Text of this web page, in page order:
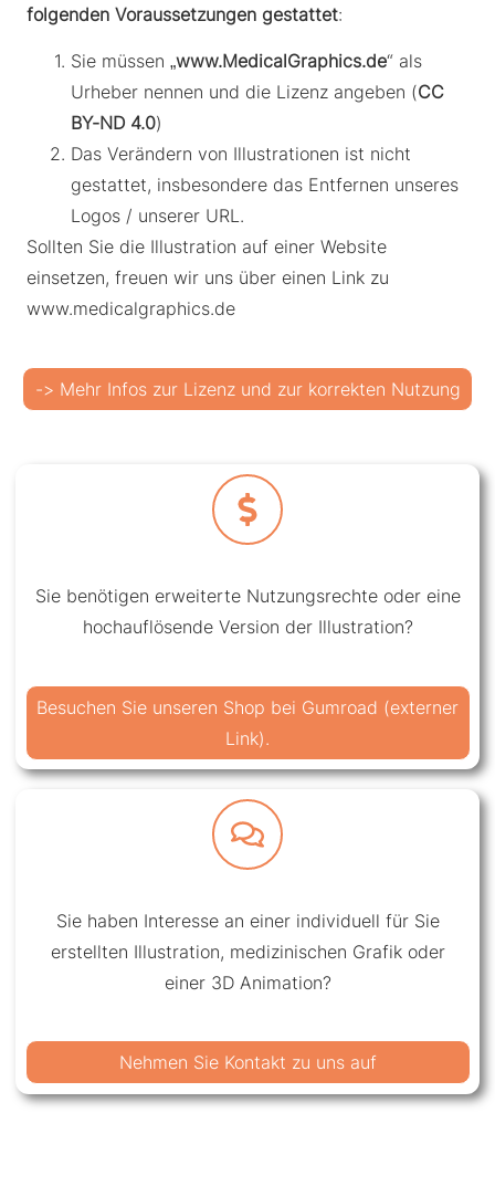
folgenden Voraussetzungen gestattet:
Sie müssen „www.MedicalGraphics.de“ als
Urheber nennen und die Lizenz angeben (CC
BY-ND 4.0)
Das Verändern von Illustrationen ist nicht
gestattet, insbesondere das Entfernen unseres
Logos / unserer URL.
Sollten Sie die Illustration auf einer Website
einsetzen, freuen wir uns über einen Link zu
www.medicalgraphics.de
-> Mehr Infos zur Lizenz und zur korrekten Nutzung
Sie benötigen erweiterte Nutzungsrechte oder eine
hochauflösende Version der Illustration?
Besuchen Sie unseren Shop bei Gumroad (externer
Link).
Sie haben Interesse an einer individuell für Sie
erstellten Illustration, medizinischen Grafik oder
einer 3D Animation?
Nehmen Sie Kontakt zu uns auf